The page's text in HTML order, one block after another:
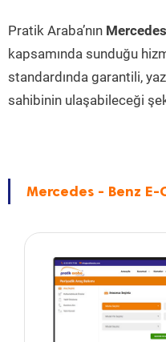
Pratik Araba’nın
kapsamında sunduğu
standardında garantili,
sahibinin ulaşabileceği
Mercedes - Benz E-